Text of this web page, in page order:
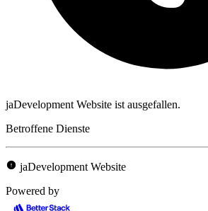
jaDevelopment Website ist ausgefallen.
Betroffene Dienste
jaDevelopment Website
Powered by